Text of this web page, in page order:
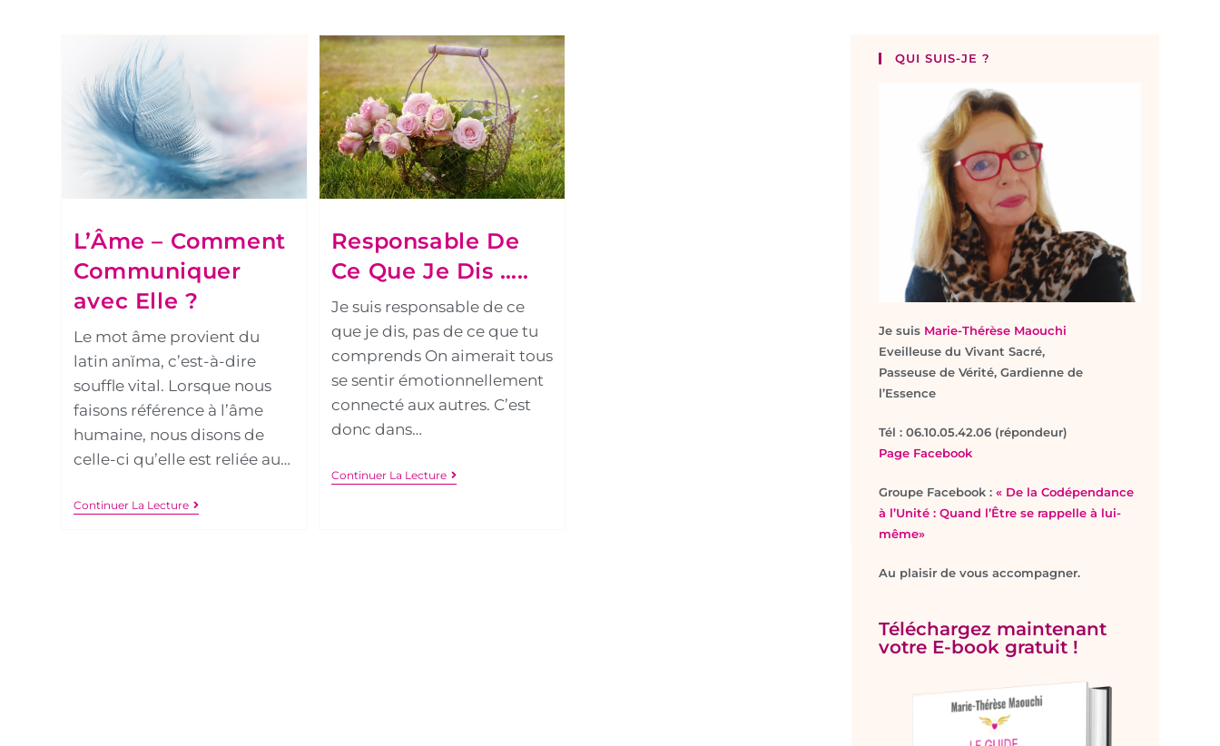
L’Âme – Comment
Communiquer
avec Elle ?
Le mot âme provient du
latin anĭma, c’est-à-dire
souffle vital. Lorsque nous
faisons référence à l’âme
humaine, nous disons de
celle-ci qu’elle est reliée au…
Continuer La Lecture
Responsable De
Ce Que Je Dis …..
Je suis responsable de ce
que je dis, pas de ce que tu
comprends On aimerait tous
se sentir émotionnellement
connecté aux autres. C’est
donc dans…
Continuer La Lecture
QUI SUIS-JE ?
Je suis Marie-Thérèse Maouchi
Eveilleuse du Vivant Sacré,
Passeuse de Vérité, Gardienne de
l’Essence
Tél : 06.10.05.42.06 (répondeur)
Page Facebook
Groupe Facebook :« De la Codépendance
à l’Unité : Quand l’Être se rappelle à lui-
même»
Au plaisir de vous accompagner.
Téléchargez maintenant
votre E-book gratuit !